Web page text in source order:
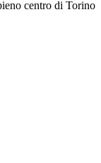
centro di Torino